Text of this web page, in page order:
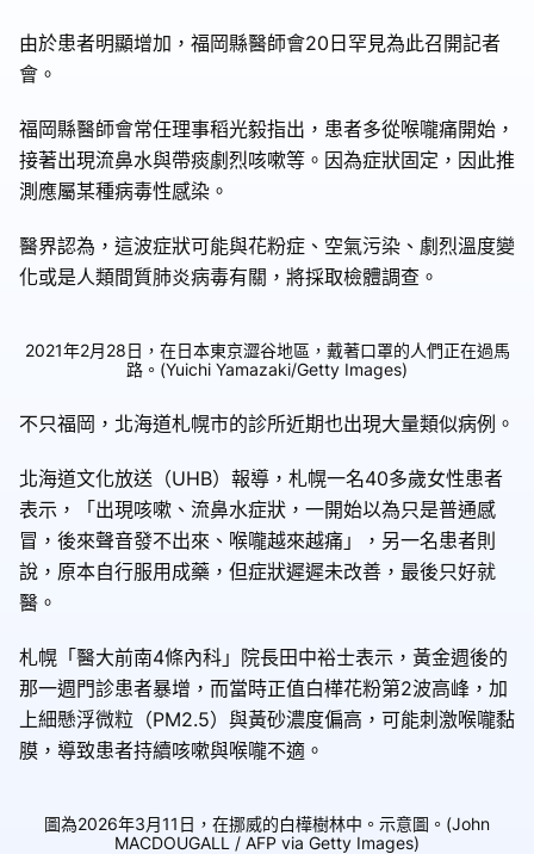
由於患者明顯增加，福岡縣醫師會20日罕見為此召開記者
會。
福岡縣醫師會常任理事稻光毅指出，患者多從喉嚨痛開始，
接著出現流鼻水與帶痰劇烈咳嗽等。因為症狀固定，因此推
測應屬某種病毒性感染。
醫界認為，這波症狀可能與花粉症、空氣污染、劇烈溫度變
化或是人類間質肺炎病毒有關，將採取檢體調查。
2021年2月28日，在日本東京澀谷地區，戴著口罩的人們正在過馬
路。(Yuichi Yamazaki/Getty Images)
不只福岡，北海道札幌市的診所近期也出現大量類似病例。
北海道文化放送（UHB）報導，札幌一名40多歲女性患者
表示，「出現咳嗽、流鼻水症狀，一開始以為只是普通感
冒，後來聲音發不出來、喉嚨越來越痛」，另一名患者則
說，原本自行服用成藥，但症狀遲遲未改善，最後只好就
醫。
札幌「醫大前南4條內科」院長田中裕士表示，黃金週後的
那一週門診患者暴增，而當時正值白樺花粉第2波高峰，加
上細懸浮微粒（PM2.5）與黃砂濃度偏高，可能刺激喉嚨黏
膜，導致患者持續咳嗽與喉嚨不適。
圖為2026年3月11日，在挪威的白樺樹林中。示意圖。(John
MACDOUGALL / AFP via Getty Images)